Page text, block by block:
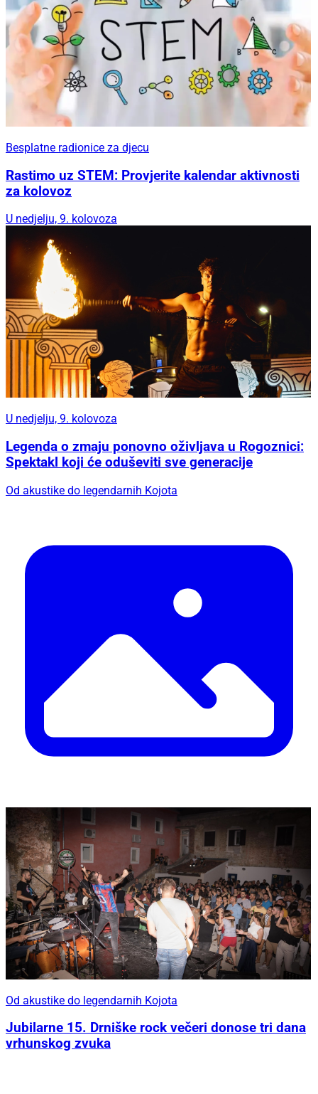
Besplatne radionice za djecu
Rastimo uz STEM: Provjerite kalendar aktivnosti
za kolovoz
U nedjelju, 9. kolovoza
U nedjelju, 9. kolovoza
Legenda o zmaju ponovno oživljava u Rogoznici:
Spektakl koji će oduševiti sve generacije
Od akustike do legendarnih Kojota
Od akustike do legendarnih Kojota
Jubilarne 15. Drniške rock večeri donose tri dana
vrhunskog zvuka